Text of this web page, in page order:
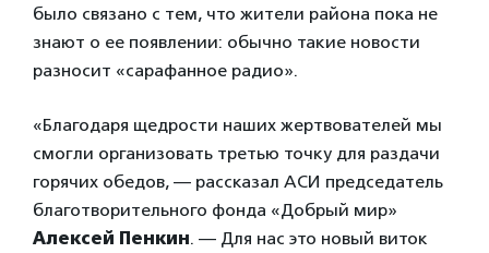
было связано с тем, что жители района пока не
знают о ее появлении: обычно такие новости
разносит «сарафанное радио».
«Благодаря щедрости наших жертвователей мы
смогли организовать третью точку для раздачи
горячих обедов, — рассказал АСИ председатель
благотворительного фонда «Добрый мир»
Алексей Пенкин. — Для нас это новый виток